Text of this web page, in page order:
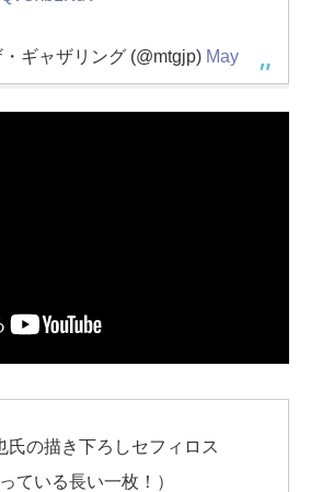
ギャザリング (@mtgjp) May
氏の描き下ろしセフィロス
ている長い一枚！）